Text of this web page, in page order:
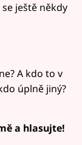
ještě někdy
A kdo to v
úplně jiný?
a hlasujte!